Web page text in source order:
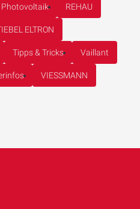
Photovoltaik REHAU
ELTRON
Tipps & Tricks Vaillant
VIESSMANN